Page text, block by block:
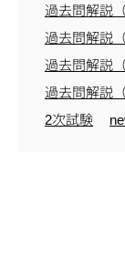
過去問解説
過去問解説
過去問解説
過去問解説
2次試験